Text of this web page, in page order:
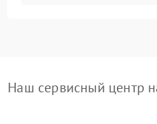
Наш сервисный центр